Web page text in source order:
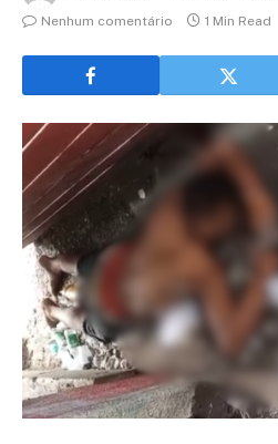
Nenhum comentário
1 Min Read